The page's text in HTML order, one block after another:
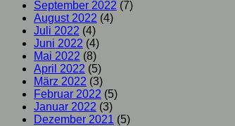
September 2022 (7)
August 2022 (4)
Juli 2022 (4)
Juni 2022 (4)
Mai 2022 (8)
April 2022 (5)
März 2022 (3)
Februar 2022 (5)
Januar 2022 (3)
Dezember 2021 (5)